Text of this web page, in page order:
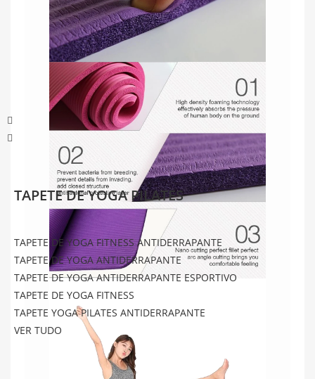
TAPETE DE YOGA PILATES
TAPETE DE YOGA FITNESS ANTIDERRAPANTE
TAPETE DE YOGA ANTIDERRAPANTE
TAPETE DE YOGA ANTIDERRAPANTE ESPORTIVO
TAPETE DE YOGA FITNESS
TAPETE YOGA PILATES ANTIDERRAPANTE
VER TUDO